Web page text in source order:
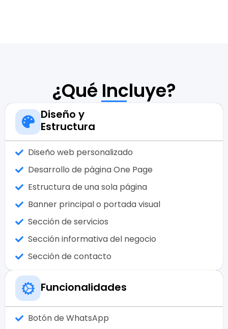
¿Qué Incluye?
Diseño y
Estructura
Diseño web personalizado
Desarrollo de página One Page
Estructura de una sola página
Banner principal o portada visual
Sección de servicios
Sección informativa del negocio
Sección de contacto
Funcionalidades
Botón de WhatsApp